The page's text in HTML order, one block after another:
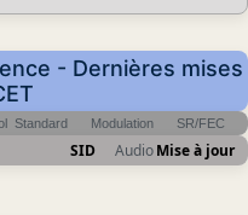
- Dernières mises
Standard Modulation SR/FEC
SID AudioMise à jour